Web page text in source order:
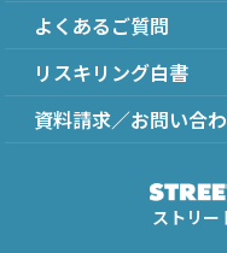
よくあるご質問
リスキリング白書
資料請求／お問い合
ストリー